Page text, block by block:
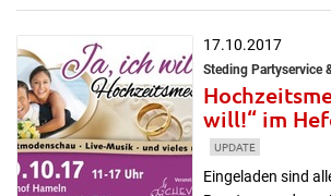
17.10.2017
Steding Partyservice
will!“ im
UPDATE
Eingeladen sind